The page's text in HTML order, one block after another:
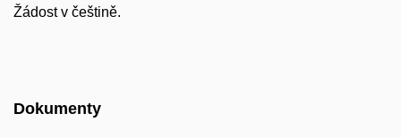
Žádost v češtině.
Dokumenty